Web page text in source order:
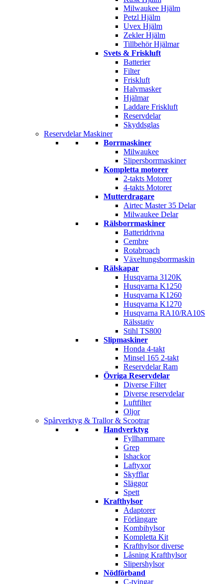
Milwaukee Hjälm
Petzl Hjälm
Uvex Hjälm
Zekler Hjälm
Tillbehör Hjälmar
Svets & Friskluft
Batterier
Filter
Friskluft
Halvmasker
Hjälmar
Laddare Friskluft
Reservdelar
Skyddsglas
Reservdelar Maskiner
Borrmaskiner
Milwaukee
Slipersborrmaskiner
Kompletta motorer
2-takts Motorer
4-takts Motorer
Mutterdragare
Airtec Master 35 Delar
Milwaukee Delar
Rälsborrmaskiner
Batteridrivna
Cembre
Rotabroach
Växeltungsborrmaskin
Rälskapar
Husqvarna 3120K
Husqvarna K1250
Husqvarna K1260
Husqvarna K1270
Husqvarna RA10/RA10S
Rälsstativ
Stihl TS800
Slipmaskiner
Honda 4-takt
Minsel 165 2-takt
Reservdelar Ram
Övriga Reservdelar
Diverse Filter
Diverse reservdelar
Luftfilter
Oljor
Spårverktyg & Trallor & Scootrar
Handverktyg
Fyllhammare
Grep
Ishackor
Laftyxor
Skyfflar
Släggor
Spett
Krafthylsor
Adaptorer
Förlängare
Kombihylsor
Kompletta Kit
Krafthylsor diverse
Låsning Krafthylsor
Slipershylsor
Nödförband
C-tvingar